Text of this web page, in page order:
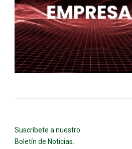
Suscríbete a nuestro
Boletín de Noticias.